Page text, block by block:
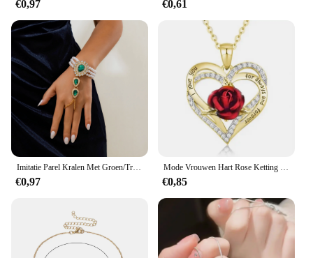
€0,97 €0,61
Imitatie Parel Kralen Met Groen/Transparant Kristal Choker Ketting Voor Vrouwen Bedels Kraag Bruiloft Accessoires Mode Sieraden
€0,97
Mode Vrouwen Hart Rose Ketting Kruis Hart Boog Hanger Engagement Ketting Voor Vrouwen Bloem Sieraden Verjaardag Anniversary Gift
€0,85